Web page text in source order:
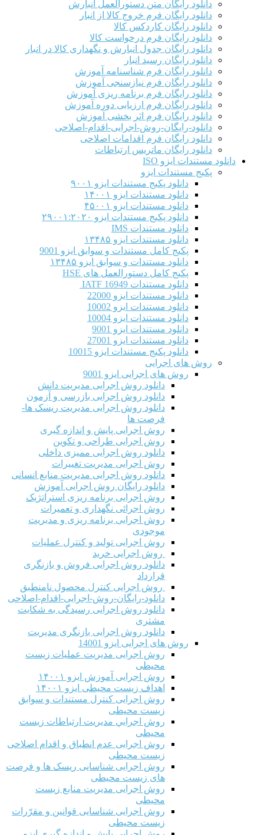
دانلود رایگان متن دستورالعمل انبارش
دانلود رایگان فرم خروج کالا از انبار
دانلود رایگان کاردکس کالا
دانلود رایگان فرم درخواست کالا
دانلود رایگان جدول انبارش و نگهداری کالا در انبار
دانلود رایگان رسید انبار
دانلود رایگان فرم شناسنامه آموزش
دانلود رایگان فرم نیازسنجی آموزش
دانلود رایگان فرم برنامه ریزی آموزش
دانلود رایگان فرم ارزیابی دوره آموزش
دانلود رایگان فرم اثر بخشی آموزش
دانلود-رایگان-روش-اجرایی-اقدام-اصلاحی
دانلود رایگان فرم اقدامات اصلاحی
دانلود رایگان ماتریس ارتباطات
دانلود مستندات ایزو ISO
پکیج مستندات ایزو
دانلود پکیج مستندات ایزو ۹۰۰۱
دانلود مستندات ایزو ۱۴۰۰۱
دانلود مستندات ایزو ۴۵۰۰۱
دانلود پکیج مستندات ایزو ۲۹۰۰۱:۲۰۲۰
دانلود مستندات IMS
دانلود مستندات ایزو ۱۳۴۸۵
پکیج کامل مستندات و سوابق ایزو 9001
دانلود مستندات و سوابق ایزو ۱۳۴۸۵
پکیج کامل دستورالعمل های HSE
دانلود مستندات IATF 16949
دانلود مستندات ایزو 22000
دانلود مستندات ایزو 10002
دانلود مستندات ایزو 10004
دانلود مستندات ایزو 9001
دانلود مستندات ایزو 27001
دانلود پکیج مستندات ایزو 10015
روش های اجرایی
روش های اجرایی ایزو 9001
دانلود روش اجرایی مدیریت دانش
دانلود روش اجرایی بازرسی و آزمون
دانلود روش اجرایی مدیریت ریسک ها-
فرصت ها
روش اجرایی پایش و اندازه گیری
روش اجرایی طراحی و تکوین
دانلود روش اجرایی ممیزی داخلی
روش اجرایی مدیریت تغییرات
دانلود روش اجرایی مدیریت منابع انسانی
دانلود رایگان روش اجرایی آموزش
روش اجرایی برنامه ریزی استراتژیک
روش اجرائی نگهداری و تعمیرات
روش اجرایی برنامه ریزی و مدیریت
موجودی
روش اجرایی تولید و کنترل عملیات
روش اجرایی خرید
دانلود روش اجرایی فروش و بازنگری
قرارداد
روش اجرایی کنترل محصول نامنطبق
دانلود-رایگان-روش-اجرایی-اقدام-اصلاحی
دانلود روش اجرایی رسیدگی به شکایت
مشتری
دانلود روش اجرایی بازنگری مدیریت
روش های اجرایی ایزو 14001
روش اجرایی مدیریت عملیات زیست
محیطی
روش اجرایی آموزش ایزو ۱۴۰۰۱
اهداف زیست محیطی ایزو ۱۴۰۰۱
روش اجرایی کنترل مستندات و سوابق
زیست محیطی
روش اجرايي مدیریت ارتباطات زیست
محیطی
روش اجرایی عدم انطباق و اقدام اصلاحی
زیست محیطی
روش اجرایی شناسایی ریسک ها و فرصت
های زیست محیطی
روش اجرایی مدیریت منابع زیست
محیطی
روش اجرایی شناسایی قوانین و مقرّرات
زیست محیطی